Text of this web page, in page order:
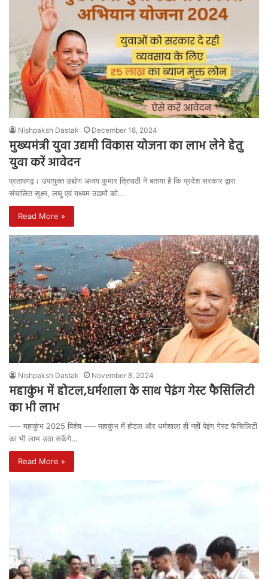
Nishpaksh Dastak December 18, 2024
मुख्यमंत्री युवा उद्यमी विकास योजना का लाभ लेने हेतु
युवा करें आवेदन
प्रतापगढ़। उपायुक्त उद्योग अजय कुमार त्रिपाठी ने बताया है कि प्रदेश सरकार द्वारा
संचालित सूक्ष्म, लघु एवं मध्यम उद्यमों को…
Read More »
Nishpaksh Dastak November 8, 2024
महाकुंभ में होटल,धर्मशाला के साथ पेइंग गेस्ट फैसिलिटी
का भी लाभ
—– महाकुंभ 2025 विशेष —– महाकुंभ में होटल और धर्मशाला ही नहीं पेइंग गेस्ट फैसिलिटी
का भी लाभ उठा सकेंगे…
Read More »